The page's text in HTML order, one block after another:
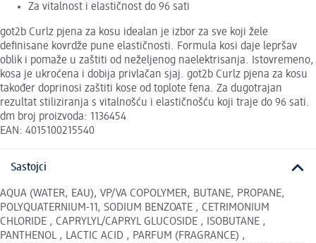
Za vitalnost i elastičnost do 96 sati
got2b Curlz pjena za kosu idealan je izbor za sve koji žele
definisane kovrdže pune elastičnosti. Formula kosi daje lepršav
oblik i pomaže u zaštiti od neželjenog naelektrisanja. Istovremeno,
kosa je ukroćena i dobija privlačan sjaj. got2b Curlz pjena za kosu
također doprinosi zaštiti kose od toplote fena. Za dugotrajan
rezultat stiliziranja s vitalnošću i elastičnošću koji traje do 96 sati.
dm broj proizvoda: 1136454
EAN: 4015100215540
Sastojci
AQUA (WATER, EAU), VP/VA COPOLYMER, BUTANE, PROPANE,
POLYQUATERNIUM-11, SODIUM BENZOATE , CETRIMONIUM
CHLORIDE , CAPRYLYL/CAPRYL GLUCOSIDE , ISOBUTANE ,
PANTHENOL , LACTIC ACID , PARFUM (FRAGRANCE) ,